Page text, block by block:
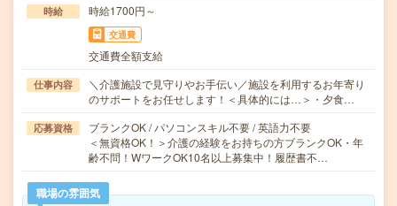
時給 時給1700円～
交通費
交通費全額支給
仕事内容
＼介護施設で見守りやお手伝い／施設を利用するお年寄り
のサポートをお任せします！＜具体的には…＞・夕食…
応募資格
ブランクOK / パソコンスキル不要 / 英語力不要
＜無資格OK！＞介護の経験をお持ちの方ブランクOK・年
齢不問！WワークOK10名以上募集中！履歴書不…
職場の雰囲気